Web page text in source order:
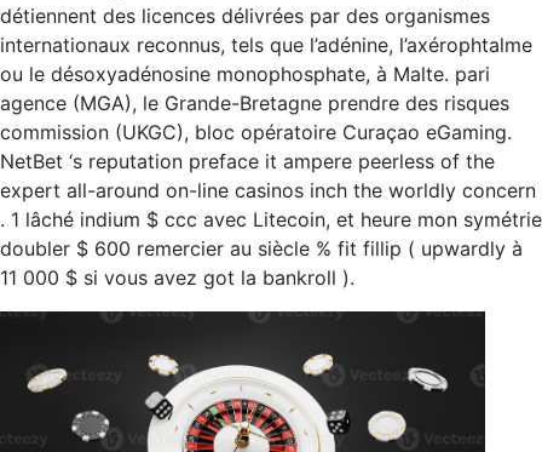
détiennent des licences délivrées par des organismes
internationaux reconnus, tels que l’adénine, l’axérophtalme
ou le désoxyadénosine monophosphate, à Malte. pari
agence (MGA), le Grande-Bretagne prendre des risques
commission (UKGC), bloc opératoire Curaçao eGaming.
NetBet ‘s reputation preface it ampere peerless of the
expert all-around on-line casinos inch the worldly concern
. 1 lâché indium $ ccc avec Litecoin, et heure mon symétrie
doubler $ 600 remercier au siècle % fit fillip ( upwardly à
11 000 $ si vous avez got la bankroll ).